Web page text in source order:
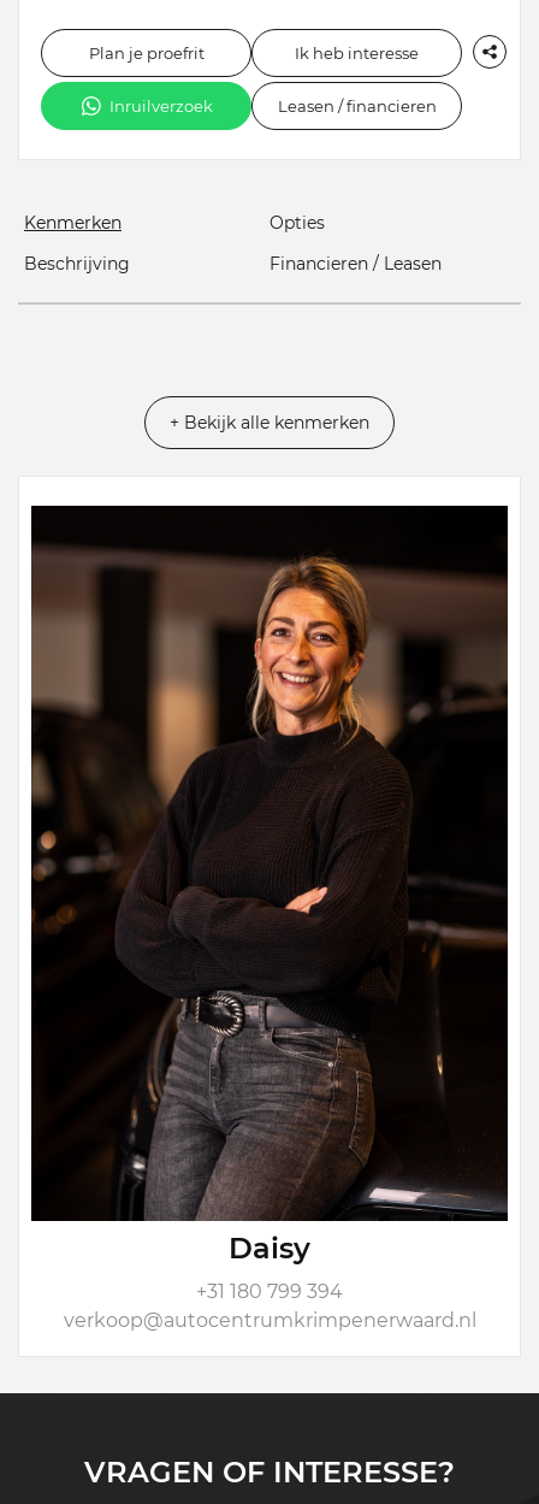
Plan je proefrit Ik heb interesse
Inruilverzoek Leasen / financieren
Kenmerken
Opties
Beschrijving
Financieren / Leasen
+ Bekijk alle kenmerken
Daisy
+31 180 799 394
verkoop@autocentrumkrimpenerwaard.nl
VRAGEN OF INTERESSE?